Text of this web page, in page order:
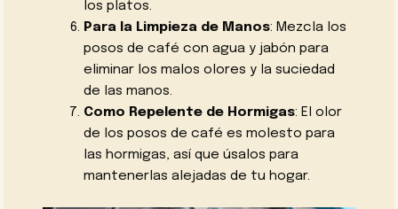
los platos.
Para la Limpieza de Manos: Mezcla los
posos de café con agua y jabón para
eliminar los malos olores y la suciedad
de las manos.
Como Repelente de Hormigas: El olor
de los posos de café es molesto para
las hormigas, así que úsalos para
mantenerlas alejadas de tu hogar.